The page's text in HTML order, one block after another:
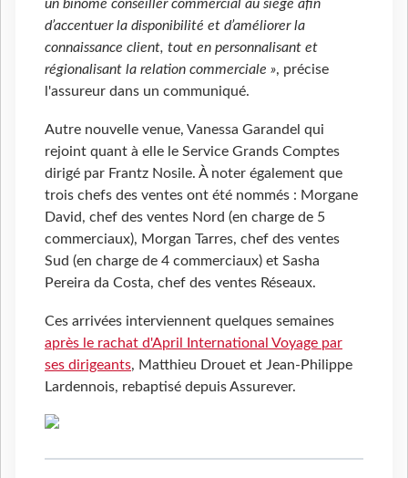
un binôme conseiller commercial au siège afin
d’accentuer la disponibilité et d’améliorer la
connaissance client, tout en personnalisant et
régionalisant la relation commerciale », précise
l'assureur dans un communiqué.
Autre nouvelle venue, Vanessa Garandel qui
rejoint quant à elle le Service Grands Comptes
dirigé par Frantz Nosile. À noter également que
trois chefs des ventes ont été nommés : Morgane
David, chef des ventes Nord (en charge de 5
commerciaux), Morgan Tarres, chef des ventes
Sud (en charge de 4 commerciaux) et Sasha
Pereira da Costa, chef des ventes Réseaux.
Ces arrivées interviennent quelques semaines
après le rachat d'April International Voyage par
ses dirigeants, Matthieu Drouet et Jean-Philippe
Lardennois, rebaptisé depuis Assurever.